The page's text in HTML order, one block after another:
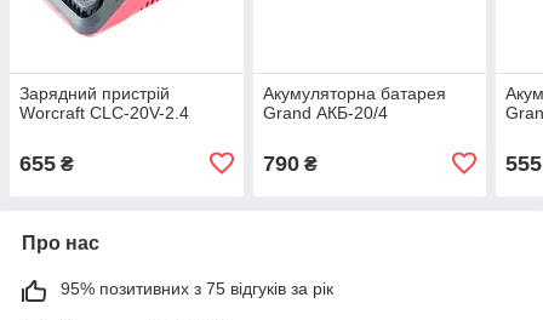
Зарядний пристрій
Worcraft CLC-20V-2.4
655 ₴
Акумуляторна батарея
Grand АКБ-20/4
790₴ 555
Про нас
95% позитивних з 75 відгуків за рік